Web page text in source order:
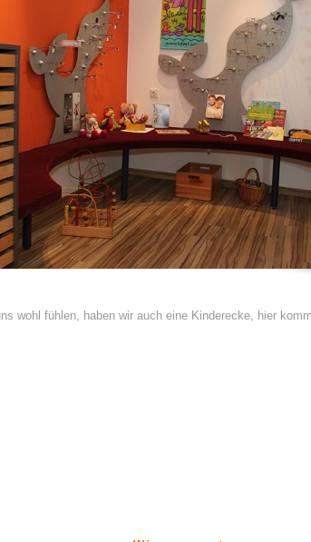
wohl fühlen, haben wir auch eine Kinderecke, hier